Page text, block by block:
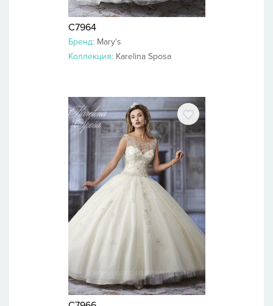
C7964
Бренд: Mary's
Коллекция: Karelina Sposa